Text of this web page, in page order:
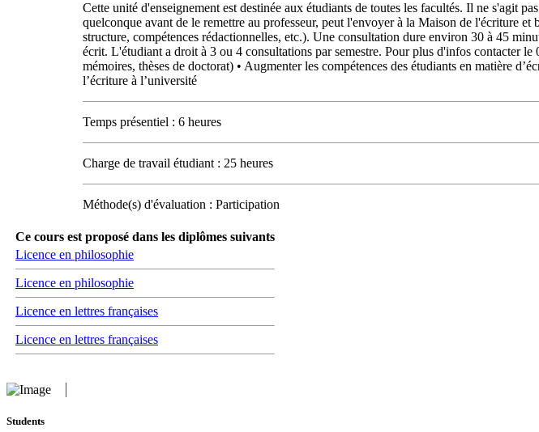
Cette unité d'enseignement est destinée aux étudiants de toutes les facultés. Il ne s'agit
quelconque avant de le remettre au professeur, peut l'envoyer à la Maison de l'écriture
structure, compétences rédactionnelles, etc.). Une consultation dure environ 30 à 45
écrit. L'étudiant a droit à 3 ou 4 consultations par semestre. Pour plus d'infos contacter
mémoires, thèses de doctorat) • Augmenter les compétences des étudiants en matière
l’écriture à l’université
Temps présentiel : 6 heures
Charge de travail étudiant : 25 heures
Méthode(s) d'évaluation : Participation
Ce cours est proposé dans les diplômes suivants
Licence en philosophie
Licence en philosophie
Licence en lettres françaises
Licence en lettres françaises
Students